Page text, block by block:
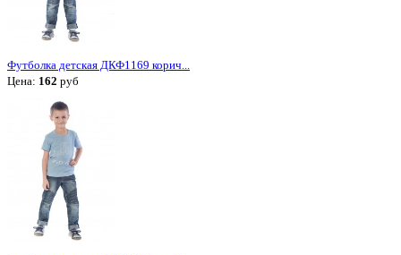
Футболка детская ДКФ1169 корич...
Цена: 162 руб